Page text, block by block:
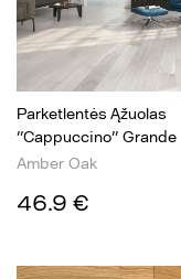
Parketlentės Ąžuolas
''Cappuccino'' Grande
Amber Oak
46.9 €